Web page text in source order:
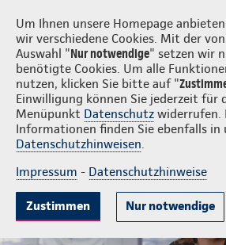
Um Ihnen unsere Homepage
wir verschiedene Cookies. Mit der
Auswahl "Nur notwendige" setzen wir
benötigte Cookies. Um alle
nutzen, klicken Sie bitte auf "
Einwilligung können Sie jederzeit für
Menüpunkt Datenschutz widerrufen.
Informationen finden Sie ebenfalls in
Datenschutzhinweisen.
Impressum - Datenschutzhinweise
Zustimmen Nur notwendige
Beatrix Rausch
Gute Gründe Tarife & Leistungen